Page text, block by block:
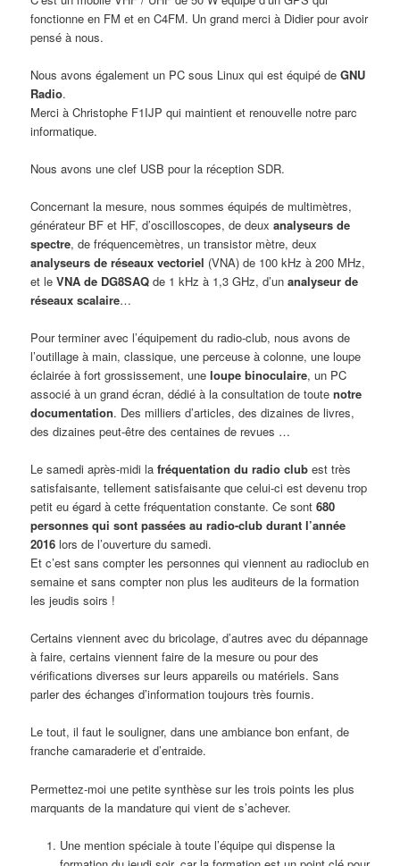
fonctionne en FM et en C4FM. Un grand merci à Didier pour avoir
pensé à nous.
Nous avons également un PC sous Linux qui est équipé deGNU
Radio.
Merci à Christophe F1IJP qui maintient et renouvelle notre parc
informatique.
Nous avons une clef USB pour la réception SDR.
Concernant la mesure, nous sommes équipés de multimètres,
générateur BF et HF, d’oscilloscopes, de deuxanalyseurs de
spectre, de fréquencemètres, un transistor mètre, deux
analyseurs deréseaux vectoriel (VNA) de 100 kHz à 200 MHz,
et leVNA de DG8SAQ de 1 kHz à 1,3 GHz, d’unanalyseur de
réseaux scalaire…
Pour terminer avec l’équipement du radio-club, nous avons de
l’outillage à main, classique, une perceuse à colonne, une loupe
éclairée à fort grossissement, uneloupe binoculaire, un PC
associé à un grand écran, dédié à la consultation de toutenotre
documentation. Des milliers d’articles, des dizaines de livres,
des dizaines peut-être des centaines de revues …
Le samedi après-midi lafréquentation du radio club est très
satisfaisante, tellement satisfaisante que celui-ci est devenu trop
petit eu égard à cette fréquentation constante. Ce sont680
personnes qui sont passées au radio-club durant l’année
2016 lors de l’ouverture du samedi.
Et c’est sans compter les personnes qui viennent au radioclub en
semaine et sans compter non plus les auditeurs de la formation
les jeudis soirs !
Certains viennent avec du bricolage, d’autres avec du dépannage
à faire, certains viennent faire de la mesure ou pour des
vérifications diverses sur leurs appareils ou matériels. Sans
parler des échanges d’information toujours très fournis.
Le tout, il faut le souligner, dans une ambiance bon enfant, de
franche camaraderie et d’entraide.
Permettez-moi une petite synthèse sur les trois points les plus
marquants de la mandature qui vient de s’achever.
Une mention spéciale à toute l’équipe qui dispense la